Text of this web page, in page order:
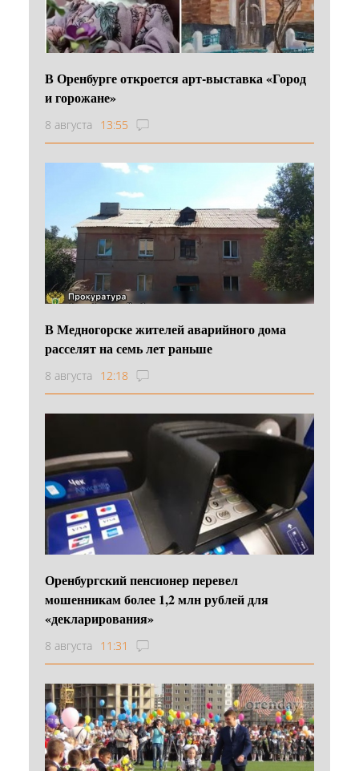
В Оренбурге откроется арт-выставка «Город
и горожане»
8 августа 13:55
В Медногорске жителей аварийного дома
расселят на семь лет раньше
8 августа 12:18
Оренбургский пенсионер перевел
мошенникам более 1,2 млн рублей для
«декларирования»
8 августа 11:31